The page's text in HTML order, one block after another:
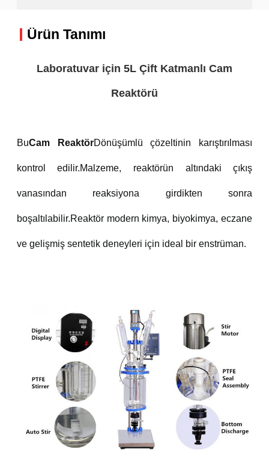
Ürün Tanımı
Laboratuvar için 5L Çift Katmanlı Cam
Reaktörü
BuCam ReaktörDönüşümlü çözeltinin karıştırılması
kontrol edilir.Malzeme, reaktörün altındaki çıkış
vanasından reaksiyona girdikten sonra
boşaltılabilir.Reaktör modern kimya, biyokimya, eczane
ve gelişmiş sentetik deneyleri için ideal bir enstrüman.